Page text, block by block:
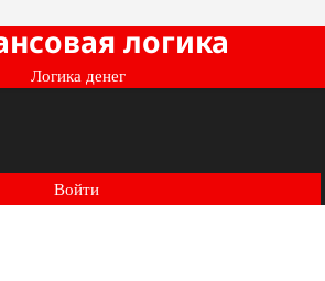
логика
Логика денег
Войти